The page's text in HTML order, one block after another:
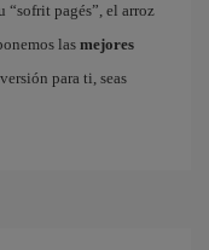
“sofrit pagés”, el arroz
las mejores
para ti, seas